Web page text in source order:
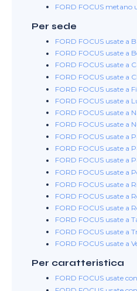
FORD FOCUS metano
Per sede
FORD FOCUS usate a
FORD FOCUS usate a
FORD FOCUS usate a
FORD FOCUS usate a
FORD FOCUS usate a
FORD FOCUS usate a
FORD FOCUS usate a
FORD FOCUS usate a
FORD FOCUS usate a
FORD FOCUS usate a
FORD FOCUS usate a
FORD FOCUS usate a
FORD FOCUS usate a
FORD FOCUS usate a
FORD FOCUS usate a
FORD FOCUS usate a
FORD FOCUS usate a
FORD FOCUS usate a
Per caratteristica
FORD FOCUS usate